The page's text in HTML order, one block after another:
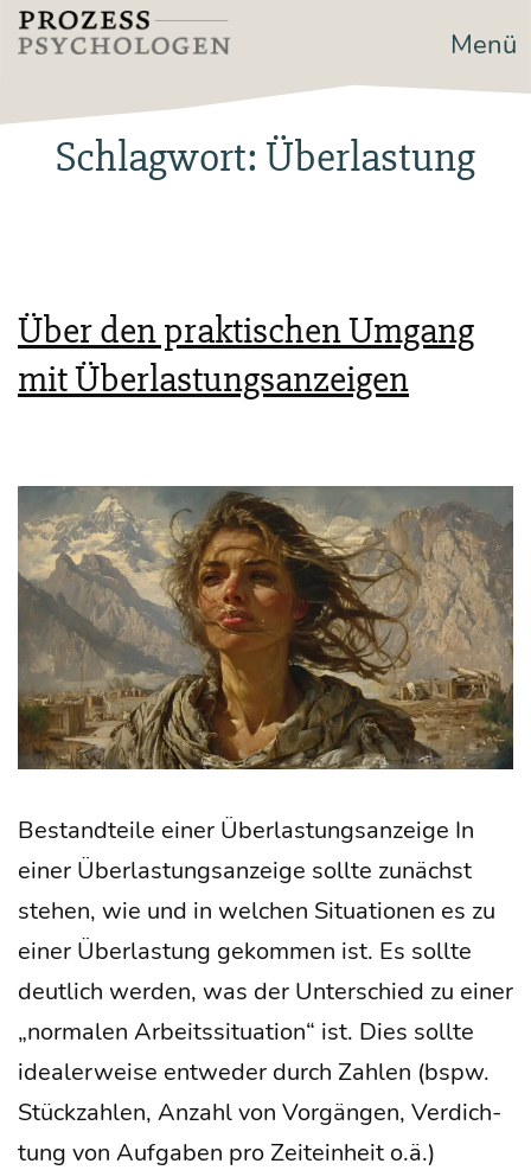
Zum
Inhalt
Prozesspsychologen Menü
Schlagwort: Überlastung
Über den praktischen Umgang
mit Überlastungsanzeigen
Bestand­tei­le einer Über­las­tungs­an­zei­ge In
einer Über­las­tungs­an­zei­ge soll­te zunächst
ste­hen, wie und in wel­chen Situa­tio­nen es zu
einer Über­las­tung gekom­men ist. Es soll­te
deut­lich wer­den, was der Unter­schied zu einer
„nor­ma­len Arbeits­si­tua­ti­on“ ist. Dies soll­te
idea­ler­wei­se ent­we­der durch Zah­len (bspw.
Stück­zah­len, Anzahl von Vor­gän­gen, Ver­dich­
tung von Auf­ga­ben pro Zeit­ein­heit o.ä.)